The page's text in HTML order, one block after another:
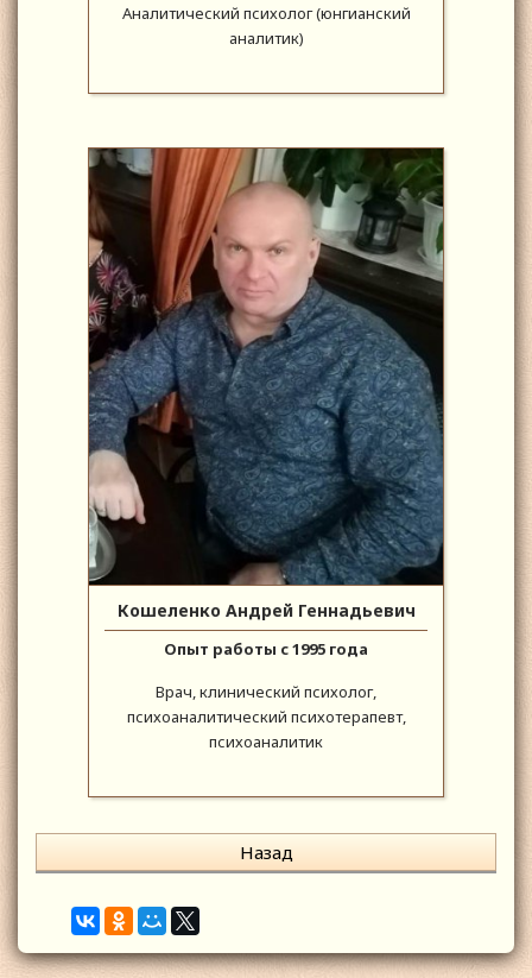
Аналитический психолог (юнгианский
аналитик)
Кошеленко Андрей Геннадьевич
Опыт работы с 1995 года
Врач, клинический психолог,
психоаналитический психотерапевт,
психоаналитик
Назад